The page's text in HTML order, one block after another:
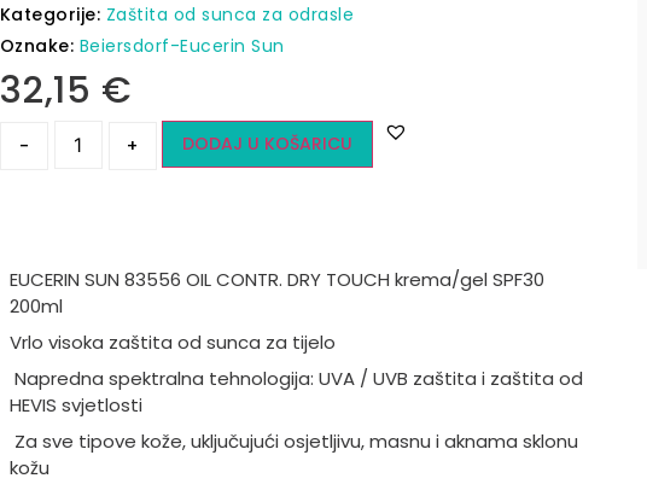
Kategorije: Zaštita od sunca za odrasle
Oznake: Beiersdorf-Eucerin Sun
32,15 €
- + DODAJ U KOŠARICU
EUCERIN SUN 83556 OIL CONTR. DRY TOUCH krema/gel SPF30
200ml
Vrlo visoka zaštita od sunca za tijelo
Napredna spektralna tehnologija: UVA / UVB zaštita i zaštita od
HEVIS svjetlosti
Za sve tipove kože, uključujući osjetljivu, masnu i aknama sklonu
kožu